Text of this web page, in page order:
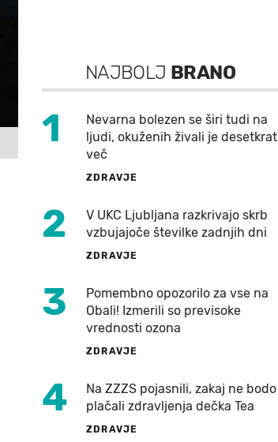
NAJBOLJ BRANO
1
Nevarna bolezen se širi tudi na
ljudi, okuženih živali je desetkrat
več
ZDRAVJE
2
V UKC Ljubljana razkrivajo skrb
vzbujajoče številke zadnjih dni
ZDRAVJE
3
Pomembno opozorilo za vse na
Obali! Izmerili so previsoke
vrednosti ozona
ZDRAVJE
4
Na ZZZS pojasnili, zakaj ne bodo
plačali zdravljenja dečka Tea
ZDRAVJE